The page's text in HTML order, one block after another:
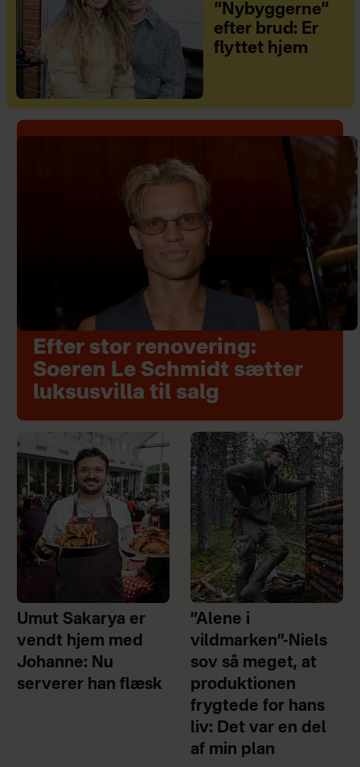
“Nybyggerne”
efter brud: Er
flyttet hjem
Efter stor renovering:
Soeren Le Schmidt sætter
luksusvilla til salg
Umut Sakarya er
vendt hjem med
Johanne: Nu
serverer han flæsk
”Alene i
vildmarken”-Niels
sov så meget, at
produktionen
frygtede for hans
liv: Det var en del
af min plan